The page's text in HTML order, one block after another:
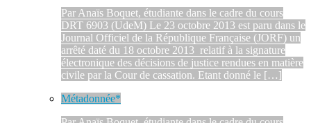
Par Anaïs Boquet, étudiante dans le cadre du cours
DRT 6903 (UdeM) Le 23 octobre 2013 est paru dans le
Journal Officiel de la République Française (JORF) un
arrêté daté du 18 octobre 2013 relatif à la signature
électronique des décisions de justice rendues en matière
civile par la Cour de cassation. Etant donné le […]
Métadonnée*